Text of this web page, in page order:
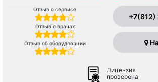
Отзыв о сервисе
Отзыв о врачах
Отзыв об оборудовании
Лицензия
проверена